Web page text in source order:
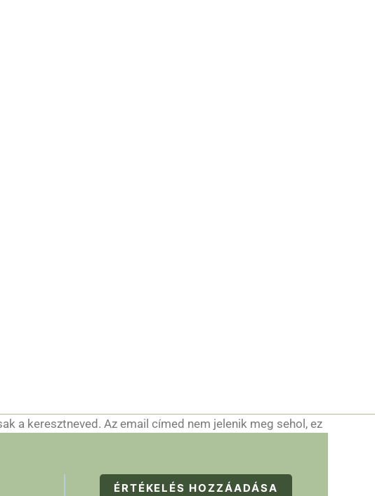
a keresztneved. Az email címed nem jelenik meg sehol, ez
ÉRTÉKELÉS HOZZÁADÁSA